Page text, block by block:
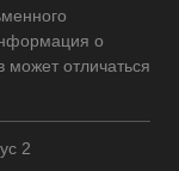
о
может отличаться
2